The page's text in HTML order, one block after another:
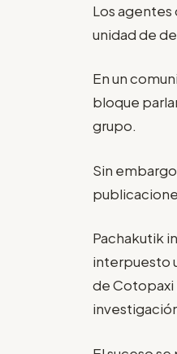
Los agentes
unidad de
En un
bloque
grupo.
Sin
Pachakutik
interpuesto
de Cotopaxi